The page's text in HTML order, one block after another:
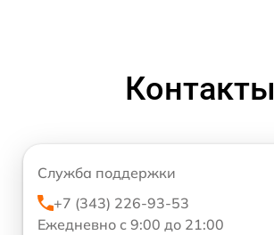
Контакты
Служба поддержки
+7 (343) 226-93-53
Ежедневно с 9:00 до 21:00